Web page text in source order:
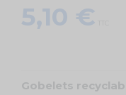
5,10 €
Gobelets